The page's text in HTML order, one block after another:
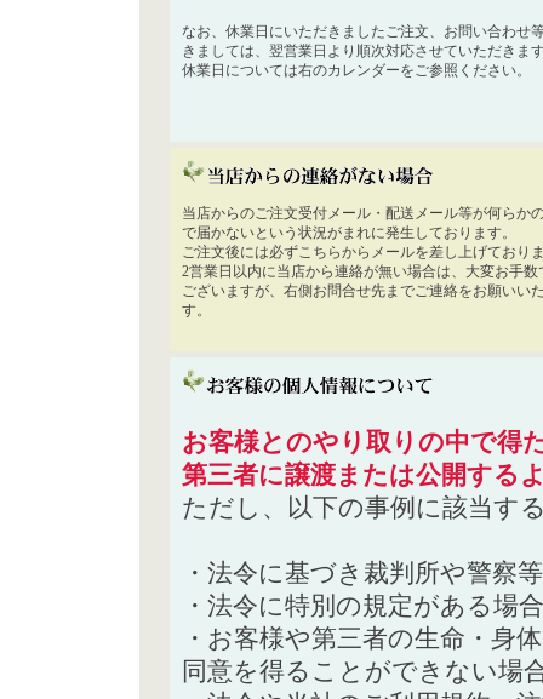
なお、休業日にいただきましたご注文、お問い合わせ
きましては、翌営業日より順次対応させていただきま
休業日については右のカレンダーをご参照ください。
当店からのご注文受付メール・配送メール等が何らか
で届かないという状況がまれに発生しております。
ご注文後には必ずこちらからメールを差し上げており
2営業日以内に当店から連絡が無い場合は、大変お手数
ございますが、右側お問合せ先までご連絡をお願いい
す。
お客様とのやり取りの中で得
第三者に譲渡または公開する
ただし、以下の事例に該当す
・法令に基づき裁判所や警察
・法令に特別の規定がある場合
・お客様や第三者の生命・身
同意を得ることができない場